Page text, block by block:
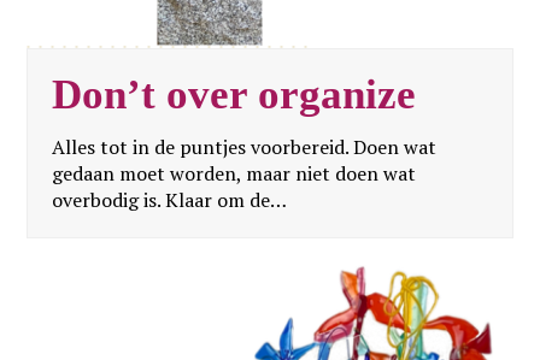
Don’t over organize
Alles tot in de puntjes voorbereid. Doen wat
gedaan moet worden, maar niet doen wat
overbodig is. Klaar om de…